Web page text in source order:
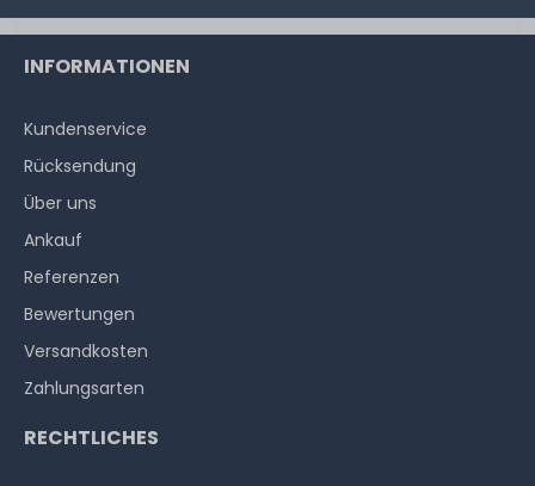
INFORMATIONEN
Kundenservice
Rücksendung
Über uns
Ankauf
Referenzen
Bewertungen
Versandkosten
Zahlungsarten
RECHTLICHES